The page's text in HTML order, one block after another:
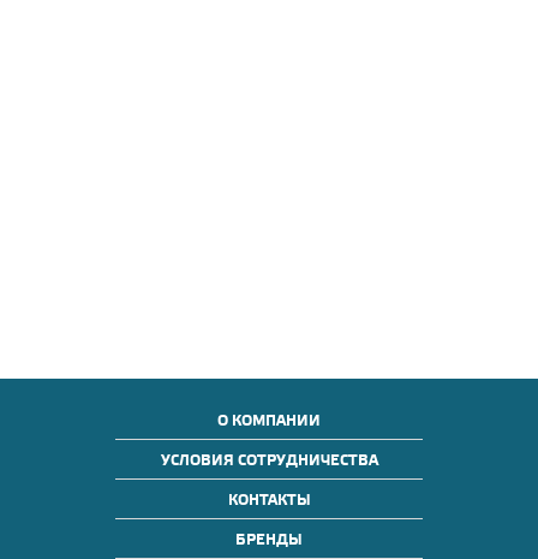
О КОМПАНИИ
УСЛОВИЯ СОТРУДНИЧЕСТВА
КОНТАКТЫ
БРЕНДЫ